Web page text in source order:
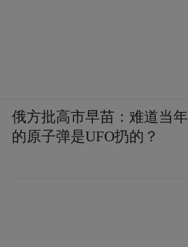
俄方批高市早苗：难道当年
的原子弹是UFO扔的？